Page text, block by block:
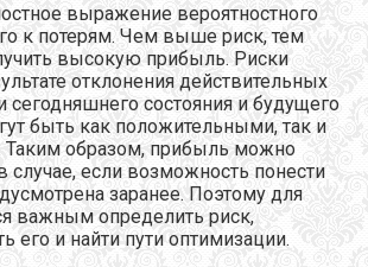
выражение вероятностного
к потерям. Чем выше риск, тем
высокую прибыль. Риски
отклонения действительных
сегодняшнего состояния и будущего
быть как положительными, так и
Таким образом, прибыль можно
случае, если возможность понести
заранее. Поэтому для
важным определить риск,
его и найти пути оптимизации.